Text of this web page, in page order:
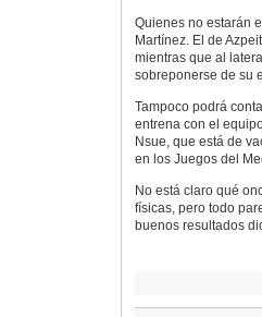
Quienes no estarán
Martínez. El de
mientras que al
sobreponerse de su
Tampoco podrá
entrena con el
Nsue, que está de
en los Juegos del
No está claro qué
físicas, pero todo
buenos resultados